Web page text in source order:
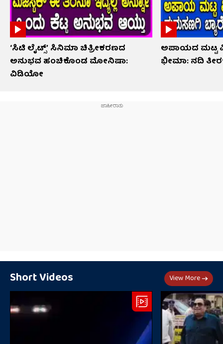
‘ಸಿಟಿ ಲೈಟ್ಸ್’ ಸಿನಿಮಾ ಚಿತ್ರೀಕರಣದ
ಅನುಭವ ಹಂಚಿಕೊಂಡ ಮೋನಿಷಾ:
ವಿಡಿಯೋ
ಅಪಾಯದ ಮಟ್ಟ
ಭೀಮಾ: ನದಿ
Short Videos View More